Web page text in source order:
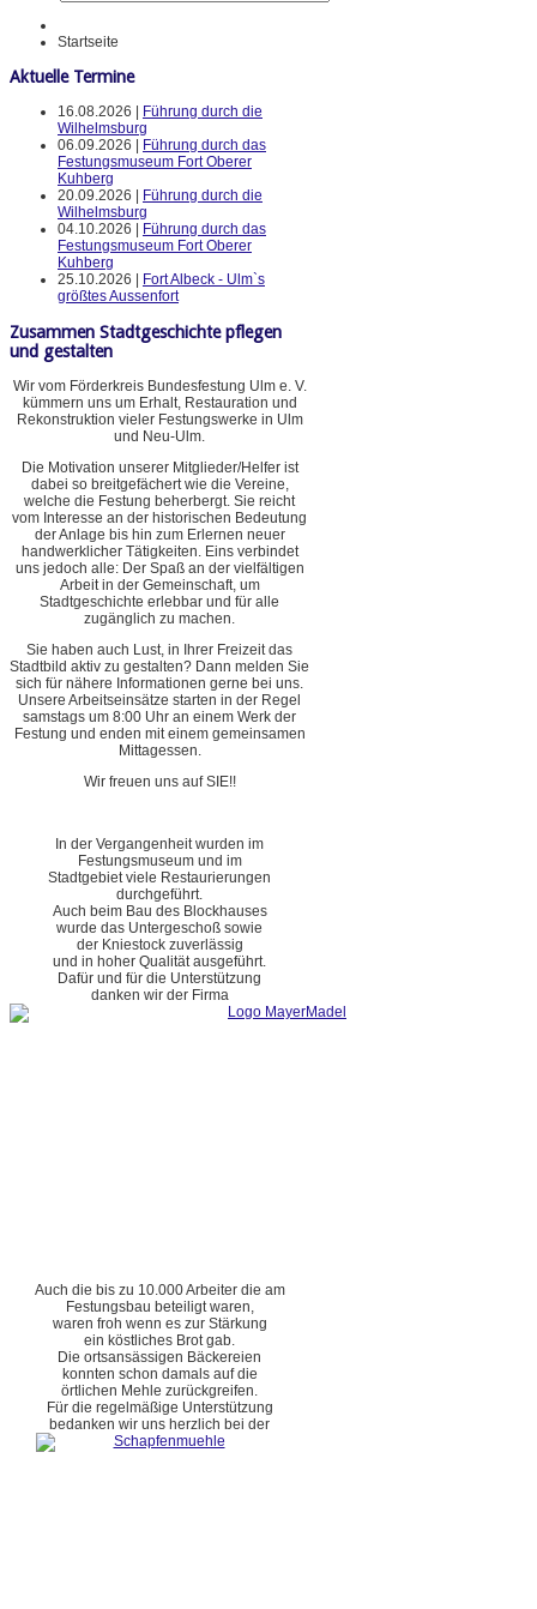
Startseite
Aktuelle Termine
16.08.2026 |
Führung durch die
Wilhelmsburg
06.09.2026 |
Führung durch das
Festungsmuseum Fort Oberer
Kuhberg
20.09.2026 |
Führung durch die
Wilhelmsburg
04.10.2026 |
Führung durch das
Festungsmuseum Fort Oberer
Kuhberg
25.10.2026 |
Fort Albeck - Ulm`s
größtes Aussenfort
Zusammen Stadtgeschichte pflegen
und gestalten
Wir vom Förderkreis Bundesfestung Ulm e. V.
kümmern uns um Erhalt, Restauration und
Rekonstruktion vieler Festungswerke in Ulm
und Neu-Ulm.
Die Motivation unserer Mitglieder/Helfer ist
dabei so breitgefächert wie die Vereine,
welche die Festung beherbergt. Sie reicht
vom Interesse an der historischen Bedeutung
der Anlage bis hin zum Erlernen neuer
handwerklicher Tätigkeiten. Eins verbindet
uns jedoch alle: Der Spaß an der vielfältigen
Arbeit in der Gemeinschaft, um
Stadtgeschichte erlebbar und für alle
zugänglich zu machen.
Sie haben auch Lust, in Ihrer Freizeit das
Stadtbild aktiv zu gestalten? Dann melden Sie
sich für nähere Informationen gerne bei uns.
Unsere Arbeitseinsätze starten in der Regel
samstags um 8:00 Uhr an einem Werk der
Festung und enden mit einem gemeinsamen
Mittagessen.
Wir freuen uns auf SIE!!
In der Vergangenheit wurden im
Festungsmuseum und im
Stadtgebiet viele Restaurierungen
durchgeführt.
Auch beim Bau des Blockhauses
wurde das Untergeschoß sowie
der Kniestock zuverlässig
und in hoher Qualität ausgeführt.
Dafür und für die Unterstützung
danken wir der Firma
Auch die bis zu 10.000 Arbeiter die am
Festungsbau beteiligt waren,
waren froh wenn es zur Stärkung
ein köstliches Brot gab.
Die ortsansässigen Bäckereien
konnten schon damals auf die
örtlichen Mehle zurückgreifen.
Für die regelmäßige Unterstützung
bedanken wir uns herzlich bei der